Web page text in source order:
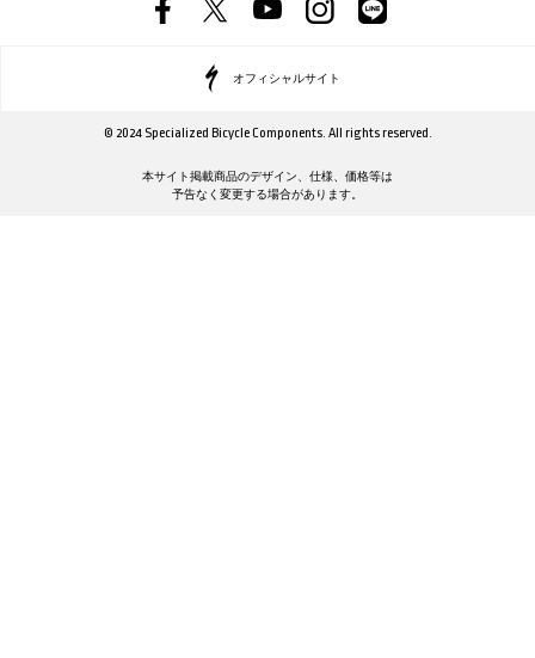
オフィシャルサイト
© 2024 Specialized Bicycle Components. All rights reserved.
本サイト掲載商品のデザイン、仕様、価格等は
予告なく変更する場合があります。